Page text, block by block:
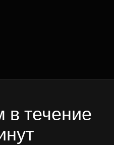
в течение